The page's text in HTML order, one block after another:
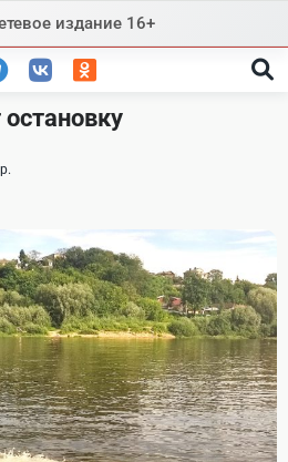
издание 16+